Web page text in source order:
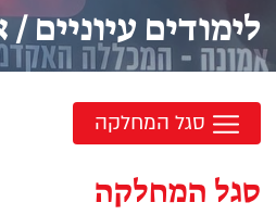
לימודים עיוניים/
סגל המחלקה
סגל המחלקה